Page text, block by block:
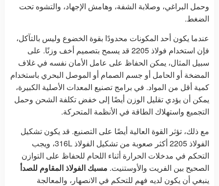
وحمل البراغي، وصلابة الشفة، وهامش الإجهاد، والتشوه تحت
الضغط.
عندما يكون أحد المكونات محدودًا بقوة الخضوع وليس بالتآكل،
فإن استخدام فولاذ 2205 قد يسمح بتصميم أخف وزنًا. على
سبيل المثال، يمكن الحفاظ على عامل الأمان نفسه في غلاف
المضخة أو الحامل أو جسم الصمام أو الموصل البحري باستخدام
كمية أقل من المواد. في برامج تصنيع المعدات الأصلية الكبيرة،
يمكن أن يؤدي تقليل الوزن أيضًا إلى خفض تكلفة الشحن وحمل
التجميع واستهلاك الطاقة في الأنظمة المتحركة.
مع ذلك، تؤثر القوة العالية أيضًا على التصنيع. قد يكون تشكيل
الفولاذ 2205 أكثر صعوبة من تشكيل الفولاذ 316L، ويجب
التحكم في مدخلات الحرارة أثناء اللحام للحفاظ على التوازن
الصحيح بين الفريت والأوستنيت. مسبك الفولاذ المقاوم للصدأ
ينبغي أن يكون لديه فهم للتحكم في الانصهار، والمعالجة